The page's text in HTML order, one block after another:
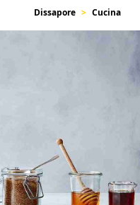
Dissapore Cucina